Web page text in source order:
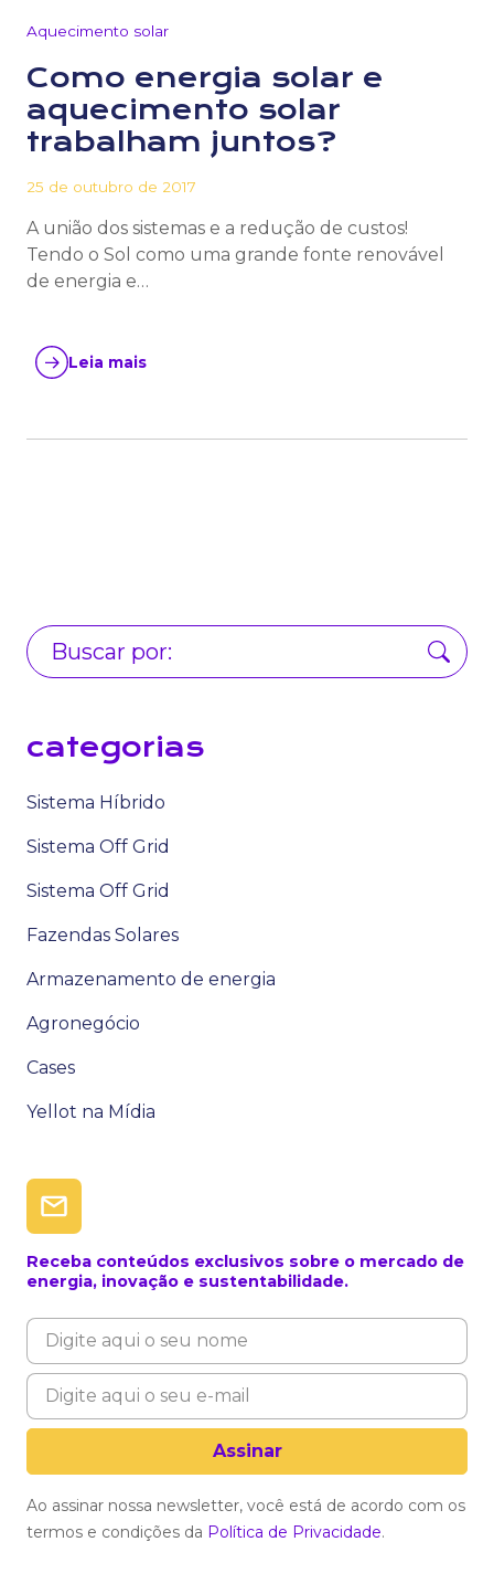
Aquecimento solar
Como energia solar e
aquecimento solar
trabalham juntos?
25 de outubro de 2017
A união dos sistemas e a redução de custos!
Tendo o Sol como uma grande fonte renovável
de energia e…
Leia mais
categorias
Sistema Híbrido
Sistema Off Grid
Sistema Off Grid
Fazendas Solares
Armazenamento de energia
Agronegócio
Cases
Yellot na Mídia
Receba conteúdos exclusivos sobre o mercado de
energia, inovação e sustentabilidade.
Ao assinar nossa newsletter, você está de acordo com os
termos e condições da Política de Privacidade.